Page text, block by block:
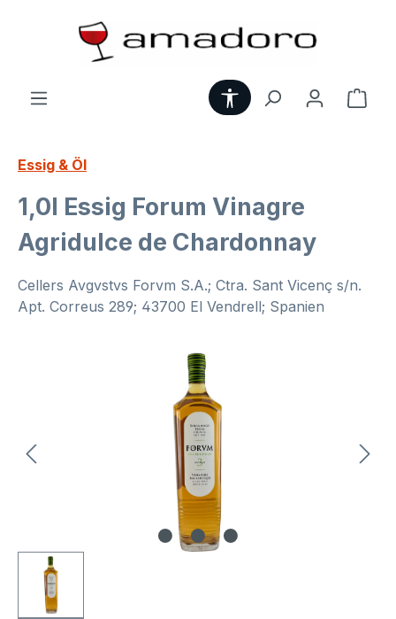
Zum Hauptinhalt springen
Werkzeugleiste
Essig & Öl
1,0l Essig Forum Vinagre
Agridulce de Chardonnay
Cellers Avgvstvs Forvm S.A.; Ctra. Sant Vicenç s/n.
Apt. Correus 289; 43700 El Vendrell; Spanien
Bildergalerie überspringen